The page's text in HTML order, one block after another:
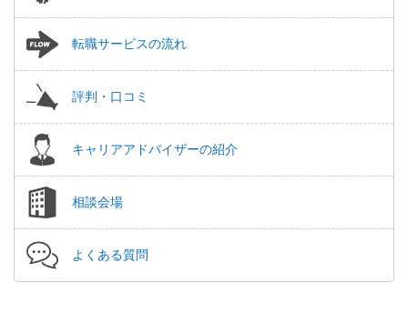
転職サービスの流れ
評判・口コミ
キャリアアドバイザーの紹介
相談会場
よくある質問